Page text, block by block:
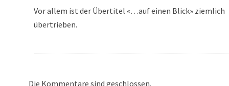
Vor allem ist der Übertitel «…auf einen Blick» ziemlich
übertrieben.
Die Kommentare sind geschlossen.